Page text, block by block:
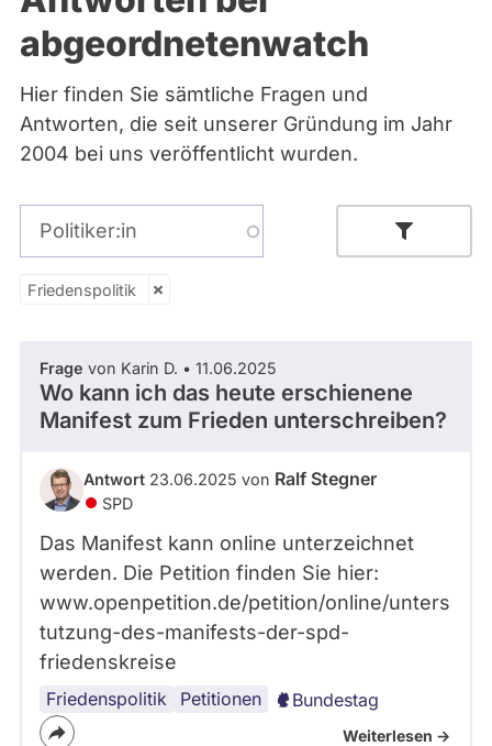
Bremen
Hamburg
Hessen
Mecklenburg-Vorpommern
Niedersachsen
Nordrhein-Westfalen
Rheinland-Pfalz
Sachsen-Anhalt
Schleswig-Holstein
Thüringen
Über uns
Spenden
abgeordnetenwatch
Hier finden Sie sämtliche Fragen und
Antworten, die seit unserer Gründung im Jahr
2004 bei uns veröffentlicht wurden.
Friedenspolitik
Parlamentsperiode
Zeitraum
Friedenspolitik
Frage von Karin D. • 11.06.2025
Wo kann ich das heute erschienene
Manifest zum Frieden unterschreiben?
Antwort 23.06.2025 von Ralf Stegner
SPD
Das Manifest kann online unterzeichnet
werden. Die Petition finden Sie hier:
www.openpetition.de/petition/online/unters
tutzung-des-manifests-der-spd-
friedenskreise
Friedenspolitik Petitionen
Frieden Bundestag
Weiterlesen ->